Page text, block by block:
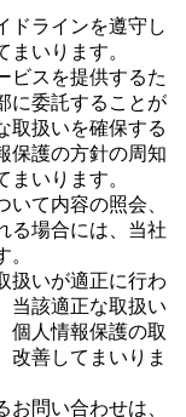
ドラインを遵守し
いります。
ビスを提供するた
に委託することが
取扱いを確保する
保護の方針の周知
いります。
て内容の照会、
る場合には、当社
扱いが適正に行わ
当該適正な取扱い
個人情報保護の取
改善してまいりま
問い合わせは、